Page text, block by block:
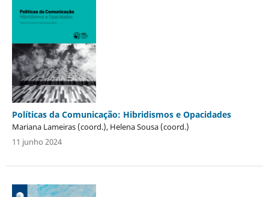
Políticas da Comunicação: Hibridismos e Opacidades
Mariana Lameiras (coord.), Helena Sousa (coord.)
11 junho 2024